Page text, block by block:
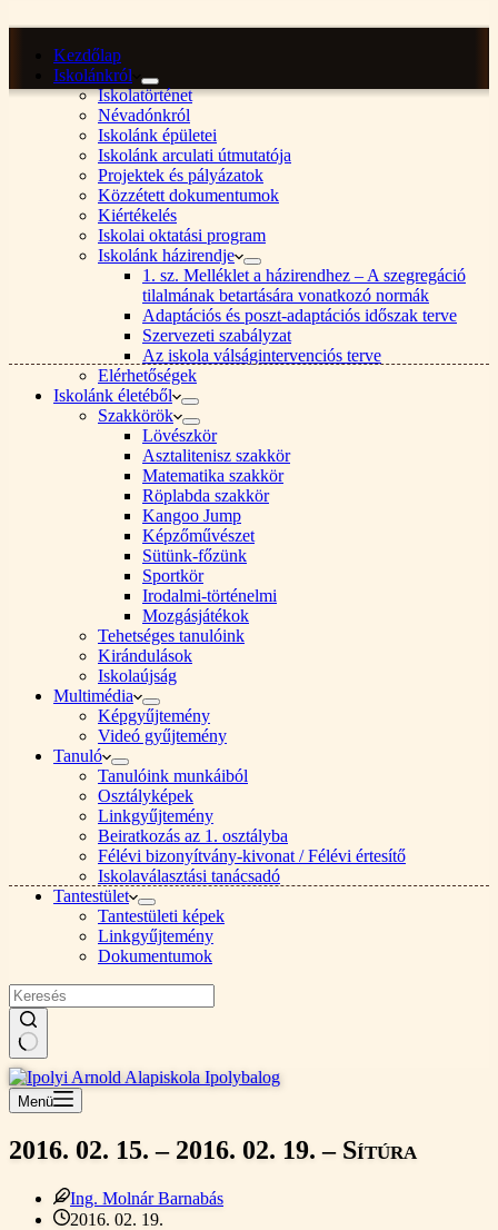
Kezdőlap
Iskolánkról
Iskolatörténet
Névadónkról
Iskolánk épületei
Iskolánk arculati útmutatója
Projektek és pályázatok
Közzétett dokumentumok
Kiértékelés
Iskolai oktatási program
Iskolánk házirendje
1. sz. Melléklet a házirendhez – A szegregáció
tilalmának betartására vonatkozó normák
Adaptációs és poszt-adaptációs időszak terve
Szervezeti szabályzat
Az iskola válságintervenciós terve
Elérhetőségek
Iskolánk életéből
Szakkörök
Lövészkör
Asztalitenisz szakkör
Matematika szakkör
Röplabda szakkör
Kangoo Jump
Képzőművészet
Sütünk-főzünk
Sportkör
Irodalmi-történelmi
Mozgásjátékok
Tehetséges tanulóink
Kirándulások
Iskolaújság
Multimédia
Képgyűjtemény
Videó gyűjtemény
Tanuló
Tanulóink munkáiból
Osztályképek
Linkgyűjtemény
Beiratkozás az 1. osztályba
Félévi bizonyítvány-kivonat / Félévi értesítő
Iskolaválasztási tanácsadó
Tantestület
Tantestületi képek
Linkgyűjtemény
Dokumentumok
Nincs
találat
Menü
2016. 02. 15. – 2016. 02. 19. – Sítúra
Ing. Molnár Barnabás
2016. 02. 19.